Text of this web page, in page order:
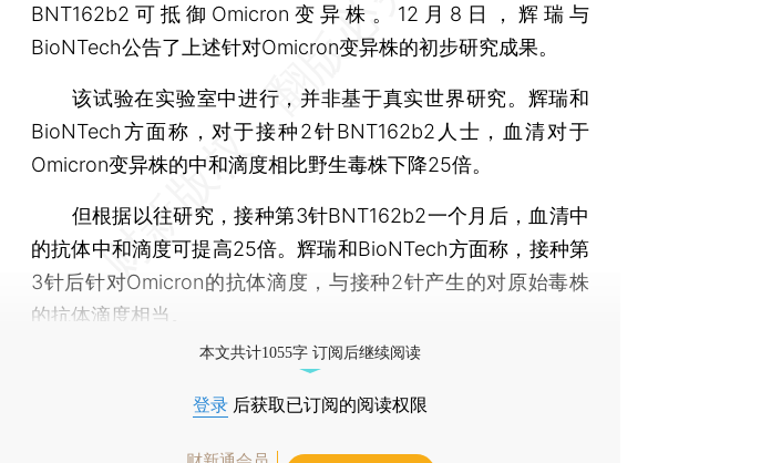
BNT162b2可抵御Omicron变异株。12月8日，辉瑞与
BioNTech公告了上述针对Omicron变异株的初步研究成果。
该试验在实验室中进行，并非基于真实世界研究。辉瑞和
BioNTech方面称，对于接种2针BNT162b2人士，血清对于
Omicron变异株的中和滴度相比野生毒株下降25倍。
但根据以往研究，接种第3针BNT162b2一个月后，血清中
的抗体中和滴度可提高25倍。辉瑞和BioNTech方面称，接种第
3针后针对Omicron的抗体滴度，与接种2针产生的对原始毒株
的抗体滴度相当。
本文共计1055字 订阅后继续阅读
登录 后获取已订阅的阅读权限